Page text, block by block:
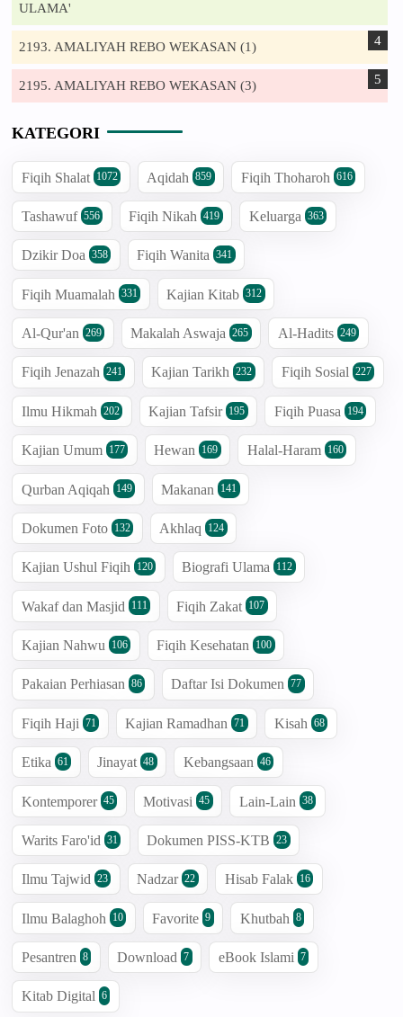
ULAMA'
2193. AMALIYAH REBO WEKASAN (1)
2195. AMALIYAH REBO WEKASAN (3)
KATEGORI
Fiqih Shalat 1072 Aqidah 859 Fiqih Thoharoh 616
Tashawuf 556 Fiqih Nikah 419 Keluarga 363
Dzikir Doa 358 Fiqih Wanita 341
Fiqih Muamalah 331 Kajian Kitab 312
Al-Qur'an 269 Makalah Aswaja 265 Al-Hadits 249
Fiqih Jenazah 241 Kajian Tarikh 232 Fiqih Sosial 227
Ilmu Hikmah 202 Kajian Tafsir 195 Fiqih Puasa 194
Kajian Umum 177 Hewan 169 Halal-Haram 160
Qurban Aqiqah 149 Makanan 141
Dokumen Foto 132 Akhlaq 124
Kajian Ushul Fiqih 120 Biografi Ulama 112
Wakaf dan Masjid 111 Fiqih Zakat 107
Kajian Nahwu 106 Fiqih Kesehatan 100
Pakaian Perhiasan 86 Daftar Isi Dokumen 77
Fiqih Haji 71 Kajian Ramadhan 71 Kisah 68
Etika 61 Jinayat 48 Kebangsaan 46
Kontemporer 45 Motivasi 45 Lain-Lain 38
Warits Faro'id 31 Dokumen PISS-KTB 23
Ilmu Tajwid 23 Nadzar 22 Hisab Falak 16
Ilmu Balaghoh 10 Favorite 9 Khutbah 8
Pesantren 8 Download 7 eBook Islami 7
Kitab Digital 6